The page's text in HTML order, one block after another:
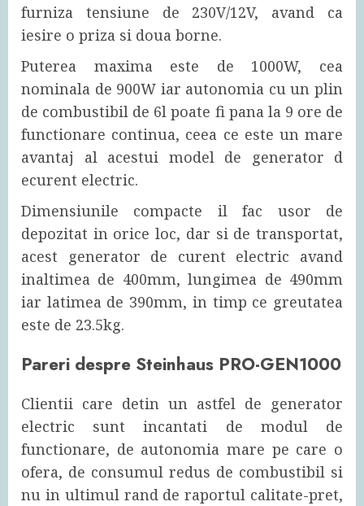
furniza tensiune de 230V/12V, avand ca
iesire o priza si doua borne.
Puterea maxima este de 1000W, cea
nominala de 900W iar autonomia cu un plin
de combustibil de 6l poate fi pana la 9 ore de
functionare continua, ceea ce este un mare
avantaj al acestui model de generator d
ecurent electric.
Dimensiunile compacte il fac usor de
depozitat in orice loc, dar si de transportat,
acest generator de curent electric avand
inaltimea de 400mm, lungimea de 490mm
iar latimea de 390mm, in timp ce greutatea
este de 23.5kg.
Pareri despre Steinhaus PRO-GEN1000
Clientii care detin un astfel de generator
electric sunt incantati de modul de
functionare, de autonomia mare pe care o
ofera, de consumul redus de combustibil si
nu in ultimul rand de raportul calitate-pret,